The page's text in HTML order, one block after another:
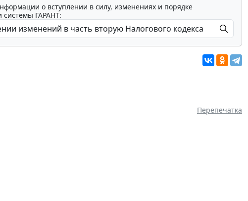
о вступлении в силу, изменениях и порядке
системы ГАРАНТ:
Перепечатка